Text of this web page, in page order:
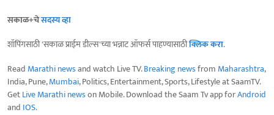
सकाळ+चेसदस्य व्हा
शॉपिंगसाठी 'सकाळ प्राईम डील्स'च्या भन्नाट ऑफर्स पाहण्यासाठीक्लिक करा.
Read Marathi newsand watch Live TV.Breaking newsfrom Maharashtra,
India, Pune,Mumbai, Politics, Entertainment, Sports, Lifestyle at SaamTV.
GetLive Marathi newson Mobile. Download the Saam Tv app forAndroid
and IOS.